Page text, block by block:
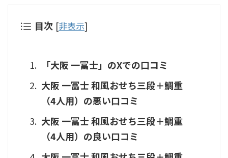
目次 [非表示]
「大阪 一冨士」のXでの口コミ
大阪 一冨士 和風おせち三段＋鯛重
（4人用）の悪い口コミ
大阪 一冨士 和風おせち三段＋鯛重
（4人用）の良い口コミ